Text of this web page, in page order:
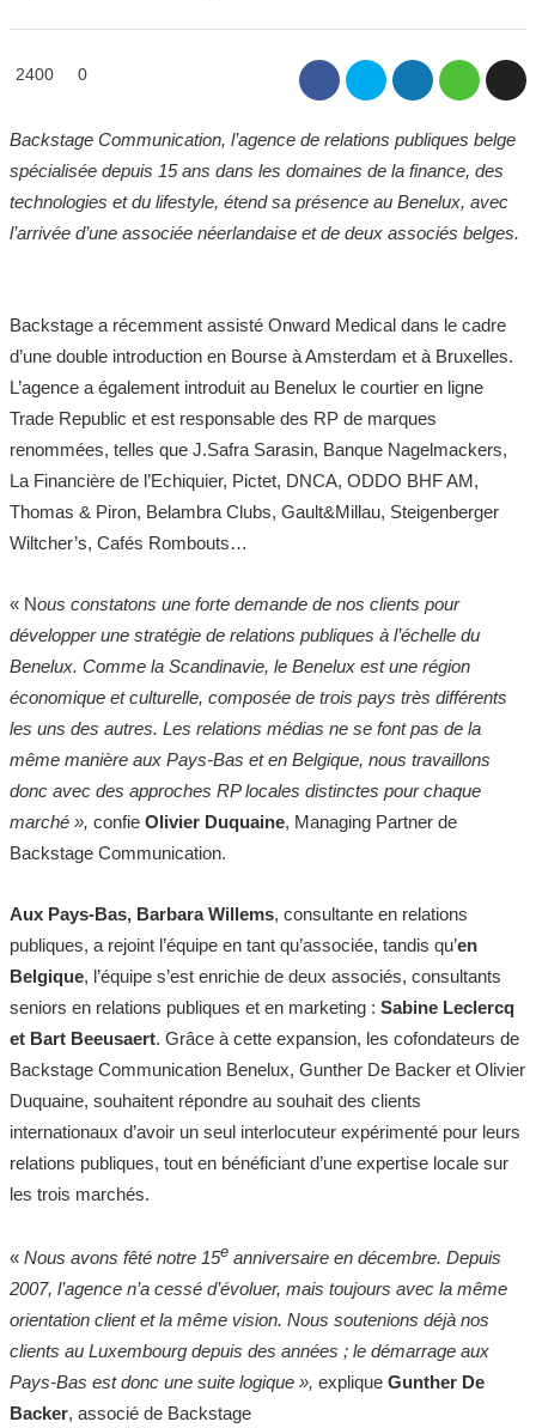
2400 0
Backstage Communication, l’agence de relations publiques belge
spécialisée depuis 15 ans dans les domaines de la finance, des
technologies et du lifestyle, étend sa présence au Benelux, avec
l’arrivée d’une associée néerlandaise et de deux associés belges. ​
Backstage a récemment assisté Onward Medical dans le cadre
d’une double introduction en Bourse à Amsterdam et à Bruxelles.
L’agence a également introduit au Benelux le courtier en ligne
Trade Republic et est responsable des RP de marques
renommées, telles que J.Safra Sarasin, Banque Nagelmackers,
La Financière de l’Echiquier, Pictet, DNCA, ODDO BHF AM,
Thomas & Piron, Belambra Clubs, Gault&Millau, Steigenberger
Wiltcher’s, Cafés Rombouts… ​
« Nous constatons une forte demande de nos clients pour
développer une stratégie de relations publiques à l’échelle du
Benelux. Comme la Scandinavie, le Benelux est une région
économique et culturelle, composée de trois pays très différents
les uns des autres. Les relations médias ne se font pas de la
même manière aux Pays-Bas et en Belgique, nous travaillons
donc avec des approches RP locales distinctes pour chaque
marché », confie Olivier Duquaine, Managing Partner de
Backstage Communication.
Aux Pays-Bas, Barbara Willems, consultante en relations
publiques, a rejoint l’équipe en tant qu’associée, tandis qu’en
Belgique, l’équipe s’est enrichie de deux associés, consultants
seniors en relations publiques et en marketing : Sabine Leclercq
et Bart Beeusaert. Grâce à cette expansion, les cofondateurs de
Backstage Communication Benelux, Gunther De Backer et Olivier
Duquaine, souhaitent répondre au souhait des clients
internationaux d’avoir un seul interlocuteur expérimenté pour leurs
relations publiques, tout en bénéficiant d’une expertise locale sur
les trois marchés.
« Nous avons fêté notre 15e anniversaire en décembre. Depuis
2007, l’agence n’a cessé d’évoluer, mais toujours avec la même
orientation client et la même vision. Nous soutenions déjà nos
clients au Luxembourg depuis des années ; le démarrage aux
Pays-Bas est donc une suite logique », explique Gunther De
Backer, associé de Backstage